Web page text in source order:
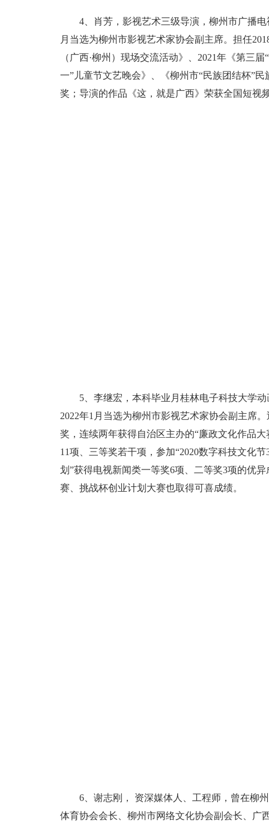
4、肖芳，影视艺术三级导演，柳州市广播
月当选为柳州市影视艺术家协会副主席。担任
（广西·柳州）现场交流活动》、2021年《第三
一”儿童节文艺晚会》、《柳州市“民族团结杯”
奖；导演的作品《这，就是广西》荣获全国短视
5、李继宏，本科毕业月桂林电子科技大学
2022年1月当选为柳州市影视艺术家协会副主席
奖，连续两年获得自治区主办的“廉政文化作品
11项、三等奖若干项，参加“2020数字科技文化
划”获得电视新闻类一等奖6项、二等奖3项的优
赛、挑战杯创业计划大赛也取得可喜成绩。
6、谢志刚， 资深媒体人、工程师，曾在柳
体育协会会长、柳州市网络文化协会副会长、广